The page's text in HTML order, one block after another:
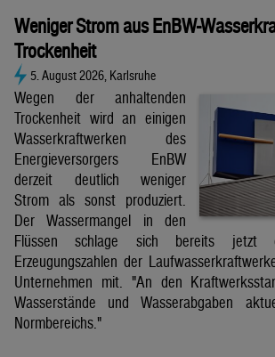
Weniger Strom aus EnBW-
Trockenheit
5. August 2026, Karlsruhe
Wegen der anhaltenden
Trockenheit wird an einigen
Wasserkraftwerken des
Energieversorgers EnBW
derzeit deutlich weniger
Strom als sonst produziert.
Der Wassermangel in den
Flüssen schlage sich bereits jetzt
Erzeugungszahlen der
Unternehmen mit. "An den
Wasserstände und Wasserabgaben
Normbereichs."